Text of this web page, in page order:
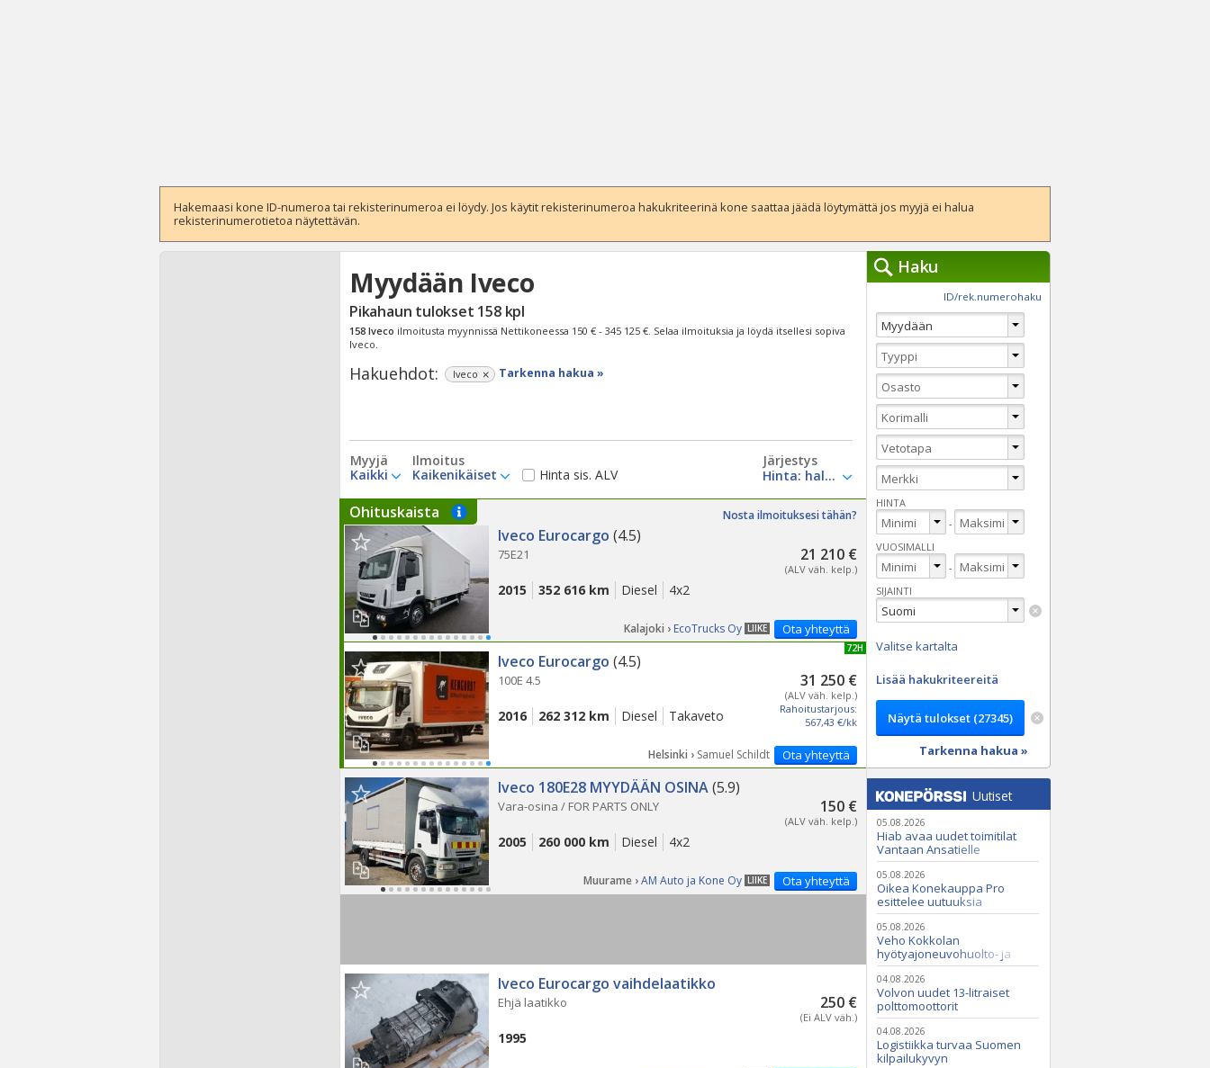
Hakemaasi kone ID-numeroa tai rekisterinumeroa ei löydy. Jos käytit rekisterinumeroa hakukriteerinä kone saattaa jäädä löytymättä jos myyjä ei halua
rekisterinumerotietoa näytettävän.
Myydään Iveco
Pikahaun tulokset 158kpl
158 Iveco ilmoitusta myynnissä Nettikoneessa 150 € - 345 125 €. Selaa ilmoituksia ja löydä itsellesi sopiva
Iveco.
Hakuehdot: Iveco Tarkenna hakua »
Myyjä
Kaikki
Ilmoitus
Kaikenikäiset
Hinta sis. ALV
Järjestys
Ohituskaista Nosta ilmoituksesi tähän?
Iveco Eurocargo (4.5)
21 210 €
(ALV väh. kelp.)
75E21
2015 352 616 km Diesel 4x2
Ota yhteyttä
LIIKE
Kalajoki › EcoTrucks Oy
UUSI 72H
Iveco Eurocargo (4.5)
31 250 €
(ALV väh. kelp.)
Rahoitustarjous:
567,43 €/kk
100E 4.5
2016 262 312 km Diesel Takaveto
Ota yhteyttä
Helsinki › Samuel Schildt
Iveco 180E28 MYYDÄÄN OSINA(5.9)
150 €
(ALV väh. kelp.)
Vara-osina / FOR PARTS ONLY
2005 260 000 km Diesel 4x2
Ota yhteyttä
LIIKE
Muurame ›AM Auto ja Kone Oy
Iveco Eurocargo vaihdelaatikko
250 €
(Ei ALV väh.)
Ehjä laatikko
1995
Haku
Tyhjennä haut
ID/rek.numerohaku
HINTA
-
VUOSIMALLI
-
SIJAINTI
Valitse kartalta
Lisää hakukriteereitä
Tarkenna hakua »
Uutiset
05.08.2026
Hiab avaa uudet toimitilat
Vantaan Ansatielle
05.08.2026
Oikea Konekauppa Pro
esittelee uutuuksia
ammattikäyttöön
05.08.2026
Veho Kokkolan
hyötyajoneuvohuolto- ja
varaosatoiminnot Q2 Service
Oy:lle lokakuussa
04.08.2026
Volvon uudet 13-litraiset
polttomoottorit
04.08.2026
Logistiikka turvaa Suomen
kilpailukyvyn